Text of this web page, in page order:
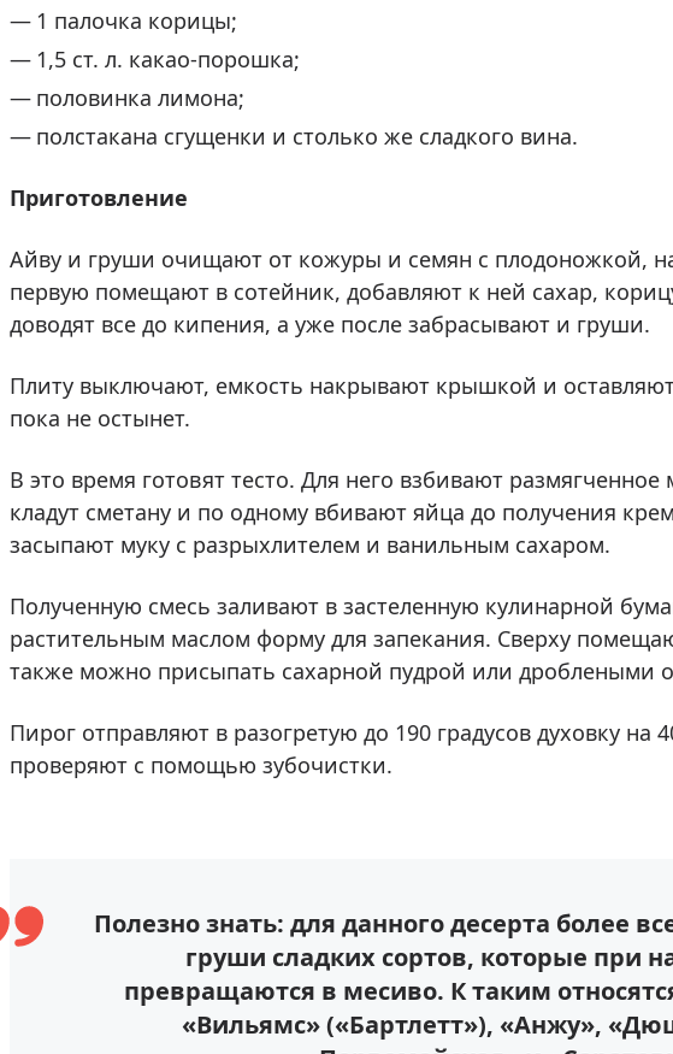
1 палочка корицы;
1,5 ст. л. какао-порошка;
половинка лимона;
полстакана сгущенки и столько же сладкого вина.
Приготовление
Айву и груши очищают от кожуры и семян с плодоножкой,
первую помещают в сотейник, добавляют к ней сахар,
доводят все до кипения, а уже после забрасывают и груши.
Плиту выключают, емкость накрывают крышкой и
пока не остынет.
В это время готовят тесто. Для него взбивают
кладут сметану и по одному вбивают яйца до получения
засыпают муку с разрыхлителем и ванильным сахаром.
Полученную смесь заливают в застеленную кулинарной
растительным маслом форму для запекания. Сверху
также можно присыпать сахарной пудрой или дроблеными
Пирог отправляют в разогретую до 190 градусов духовку на
проверяют с помощью зубочистки.
Полезно знать: для данного десерта более
груши сладких сортов, которые при
превращаются в месиво. К таким
«Вильямс» («Бартлетт»), «Анжу»,